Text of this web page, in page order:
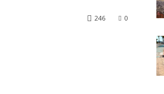
0
246